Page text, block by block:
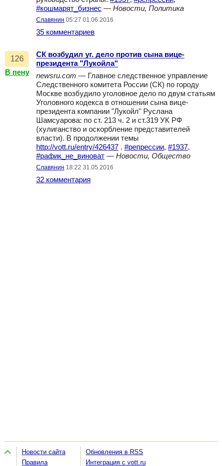
#кошмарят_бизнес — Новости, Политика
Славянин 05:27 01.06.2016
35 комментариев
126
В пену
СК возбудил уг. дело против сына вице-
президента "Лукойла"
newsru.com — Главное следственное управление
Следственного комитета России (СК) по городу
Москве возбудило уголовное дело по двум статьям
Уголовного кодекса в отношении сына вице-
президента компании "Лукойл" Руслана
Шамсуарова: по ст. 213 ч. 2 и ст.319 УК РФ
(хулиганство и оскорбление представителей
власти). В продолжении темы
http://vott.ru/entry/426437 . #репрессии, #1937,
#рафик_не_виноват — Новости, Общество
Славянин 18:22 31.05.2016
32 комментария
Новости сайта
Правила
Обновления в RSS
Интеграция с vott.ru